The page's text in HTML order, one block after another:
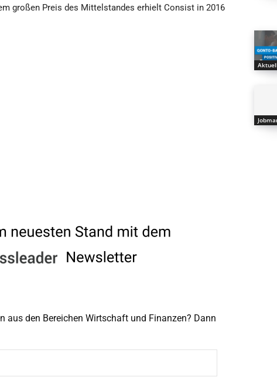
großen Preis des Mittelstandes erhielt Consist in 2016
aus den Bereichen Wirtschaft und Finanzen? Dann